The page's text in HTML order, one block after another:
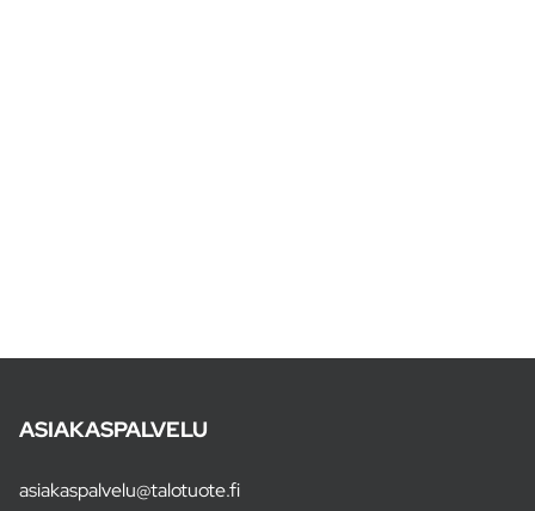
ASIAKASPALVELU
asiakaspalvelu@talotuote.fi